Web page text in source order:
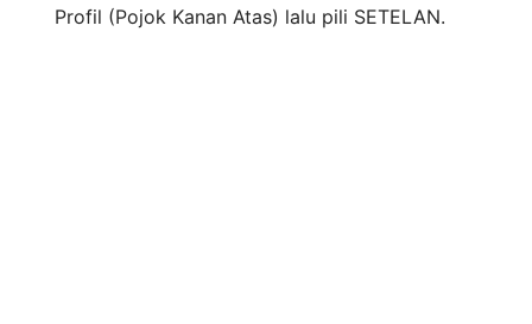
Profil (Pojok Kanan Atas) lalu pili SETELAN.